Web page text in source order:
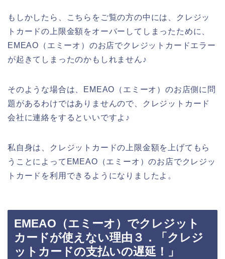
もしかしたら、こちらをご覧の方の中には、クレジッ
トカードの上限金額をオーバーしてしまったために、
EMEAO（エミーオ）のお店でクレジットカードエラー
が起きてしまったのかもしれません♪
そのような場合は、EMEAO（エミーオ）のお店側に問
題があるわけではありませんので、クレジットカード
会社に連絡をするといいですよ♪
私自身は、クレジットカードの上限金額を上げてもら
うことによってEMEAO（エミーオ）のお店でクレジッ
トカードを利用できるようになりましたよ。
EMEAO（エミーオ）でクレジット
カードが使えない理由３．「クレジ
ットカードの支払いの遅延！」